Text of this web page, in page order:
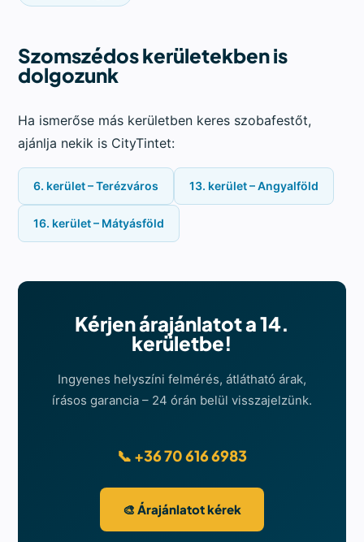
Szomszédos kerületekben is
dolgozunk
Ha ismerőse más kerületben keres szobafestőt,
ajánlja nekik is CityTintet:
6. kerület – Terézváros 13. kerület – Angyalföld
16. kerület – Mátyásföld
Kérjen árajánlatot a 14.
kerületbe!
Ingyenes helyszíni felmérés, átlátható árak,
írásos garancia – 24 órán belül visszajelzünk.
📞 +36 70 616 6983
🎨 Árajánlatot kérek